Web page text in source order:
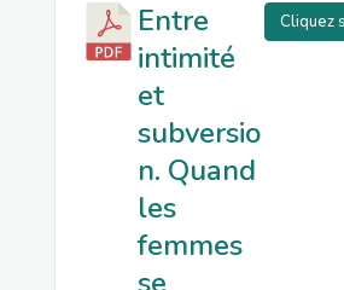
Entre
intimité
et
subversio
n. Quand
les
femmes
Cliquez